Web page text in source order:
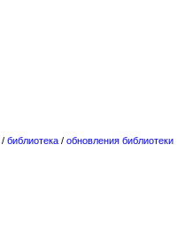
/ библиотека / обновления библиотеки